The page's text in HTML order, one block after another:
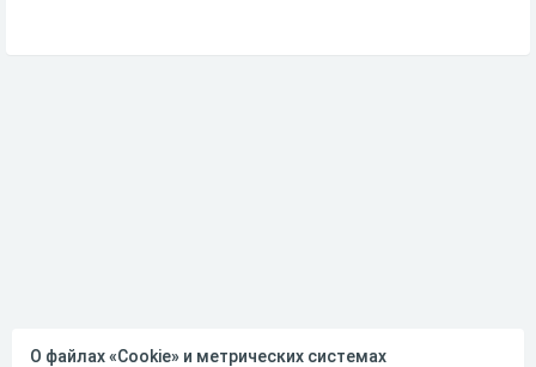
О файлах «Cookie» и метрических системах